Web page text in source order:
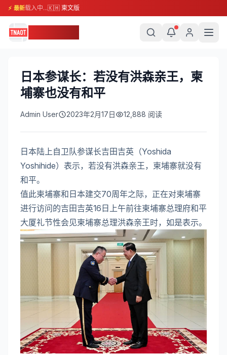
⚡ 最新载入中...🇰🇭 柬文版
日本参谋长：若没有洪森亲王，柬
埔寨也没有和平
Admin User 2023年2月17日 12,888 阅读
日本陆上自卫队参谋长吉田吉英（Yoshida
Yoshihide）表示，若没有洪森亲王，柬埔寨就没有
和平。
值此柬埔寨和日本建交70周年之际，正在对柬埔寨
进行访问的吉田吉英16日上午前往柬埔寨总理府和平
大厦礼节性会见柬埔寨总理洪森亲王时，如是表示。